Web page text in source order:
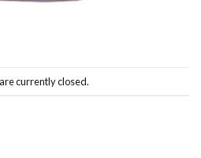
currently closed.